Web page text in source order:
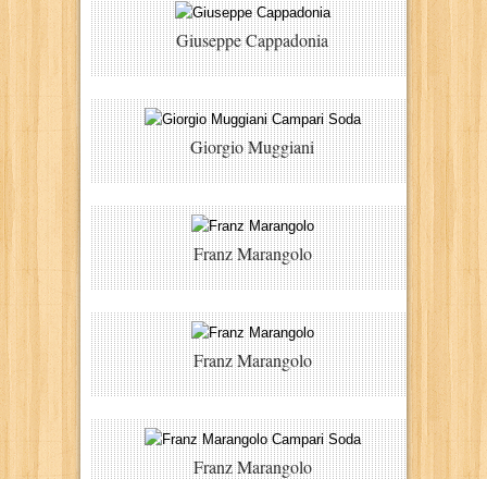
Giuseppe Cappadonia
Giorgio Muggiani
Franz Marangolo
Franz Marangolo
Franz Marangolo